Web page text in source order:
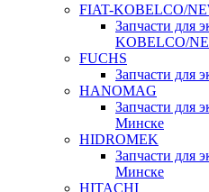
FIAT-KOBELCO/
Запчасти для
KOBELCO/
FUCHS
Запчасти для
HANOMAG
Запчасти для
Минске
HIDROMEK
Запчасти для
Минске
HITACHI